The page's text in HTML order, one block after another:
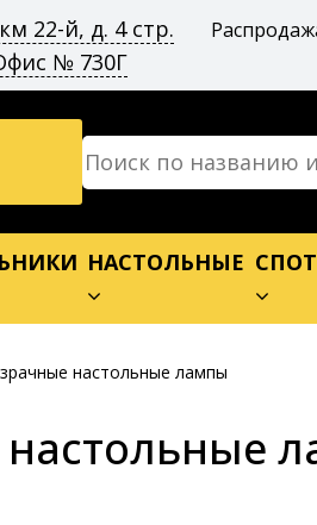
22-й, д. 4 стр.
№ 730Г
НАСТОЛЬНЫЕ
настольные лампы